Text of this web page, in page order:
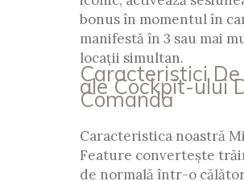
bonus în momentul în
manifestă în 3 sau mai
locații simultan.
Caracteristici De
ale Cockpit-ului
Comandă
Caracteristica noastră
Feature convertește
de normală într-o